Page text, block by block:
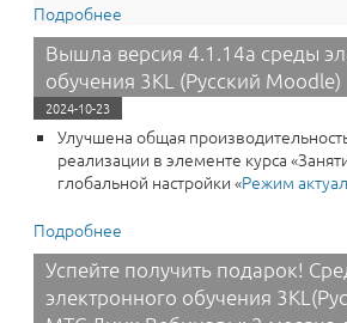
Подробнее
обучения 3KL
Вышла версия 4.1.14a среды
обучения 3KL (Русский Moodle)
2024-10-23
Улучшена общая
реализации в элементе курса
глобальной настройки «‎Режим
Подробнее
обучения 3KL (Русский
Успейте получить подарок!
электронного обучения